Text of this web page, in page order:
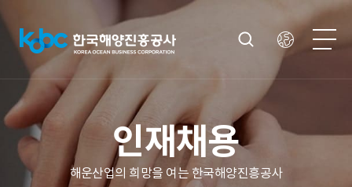
인재채용
해운산업의 희망을 여는 한국해양진흥공사